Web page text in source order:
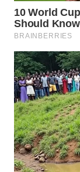
WAHANANEWS
CO ID
WAHANANEWS
NET
WAHANA
SPORT
WAHANA
UMKM